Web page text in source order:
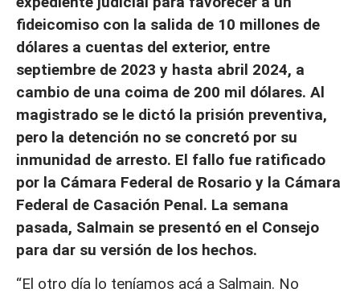
fideicomiso con la salida de 10 millones de
dólares a cuentas del exterior, entre
septiembre de 2023 y hasta abril 2024, a
cambio de una coima de 200 mil dólares. Al
magistrado se le dictó la prisión preventiva,
pero la detención no se concretó por su
inmunidad de arresto. El fallo fue ratificado
por la Cámara Federal de Rosario y la Cámara
Federal de Casación Penal. La semana
pasada, Salmain se presentó en el Consejo
para dar su versión de los hechos.
“El otro día lo teníamos acá a Salmain. No